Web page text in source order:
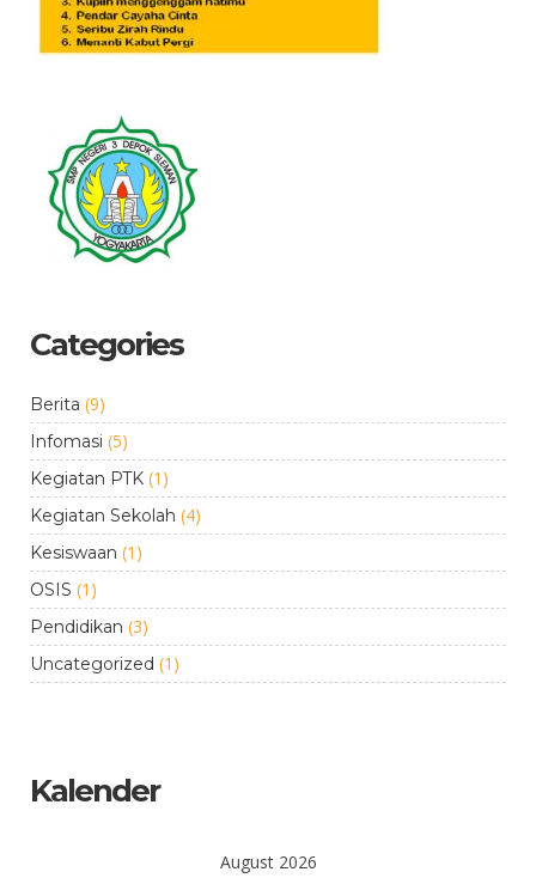
Categories
Berita (9)
Infomasi (5)
Kegiatan PTK (1)
Kegiatan Sekolah (4)
Kesiswaan (1)
OSIS (1)
Pendidikan (3)
Uncategorized (1)
Kalender
August 2026